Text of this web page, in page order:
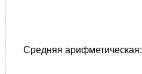
Средняя арифметическая: